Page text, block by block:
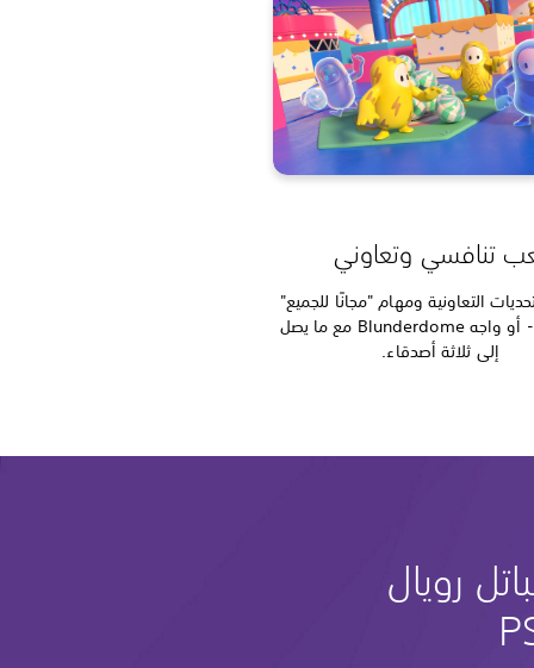
تنافسي وتعاوني
التعاونية ومهام "مجانًا للجميع"
التنافسية - أو واجه Blunderdome مع ما يصل
إلى ثلاثة أصدقاء.
رويال